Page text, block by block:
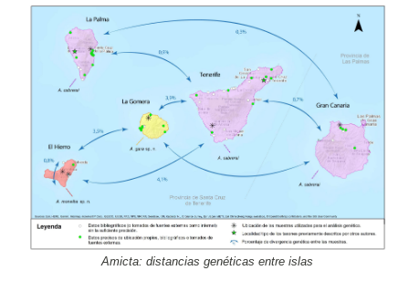
Amicta: distancias genéticas entre islas